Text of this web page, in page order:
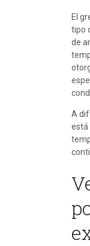
El
tipo
de
A
está